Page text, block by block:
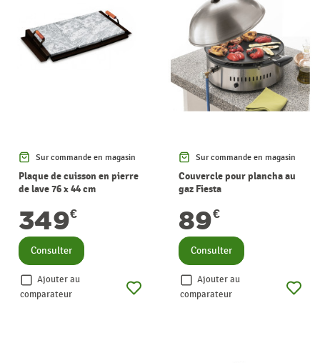
Sur commande en magasin
Plaque de cuisson en pierre
de lave 76 x 44 cm
349€
Consulter
Ajouter au
comparateur
Sur commande en magasin
Couvercle pour plancha au
gaz Fiesta
89€
Consulter
Ajouter au
comparateur